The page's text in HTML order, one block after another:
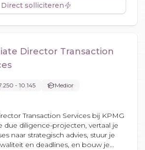
Direct solliciteren
Director Transaction
- 10.145
Medior
Transaction Services bij KPMG
due diligence-projecten, vertaal je
naar strategisch advies, stuur je
en deadlines, en bouw je...